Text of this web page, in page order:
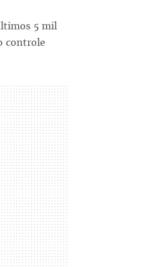
5 mil
controle